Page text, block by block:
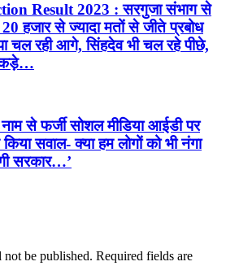
Result 2023 : सरगुजा संभाग से
हजार से ज्यादा मतों से जीते प्रबोध
चल रही आगे, सिंहदेव भी चल रहे पीछे,
से फर्जी सोशल मीडिया आईडी पर
सवाल- क्या हम लोगों को भी नंगा
सरकार…’
be published. Required fields are